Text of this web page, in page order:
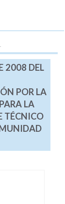
2008 DEL
POR LA
LA
TÉCNICO